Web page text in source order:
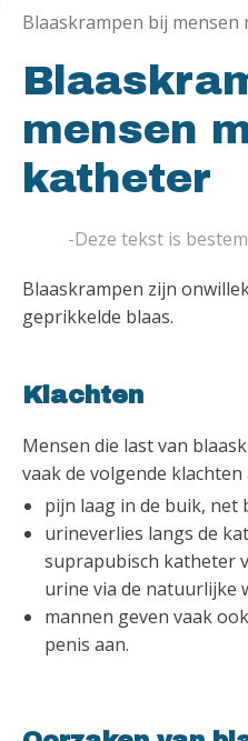
Blaaskrampen bij
mensen
katheter
-Deze tekst is
Blaaskrampen zijn
geprikkelde blaas.
Klachten
Mensen die last van
vaak de volgende klachten
pijn laag in de buik, net
urineverlies langs de
suprapubisch katheter
urine via de natuurlijke
mannen geven vaak
penis aan.